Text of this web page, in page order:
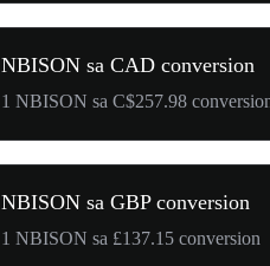
NBISON sa CAD conversion
1 NBISON sa C$257.98
NBISON sa GBP conversion
1 NBISON sa £137.15 conversion